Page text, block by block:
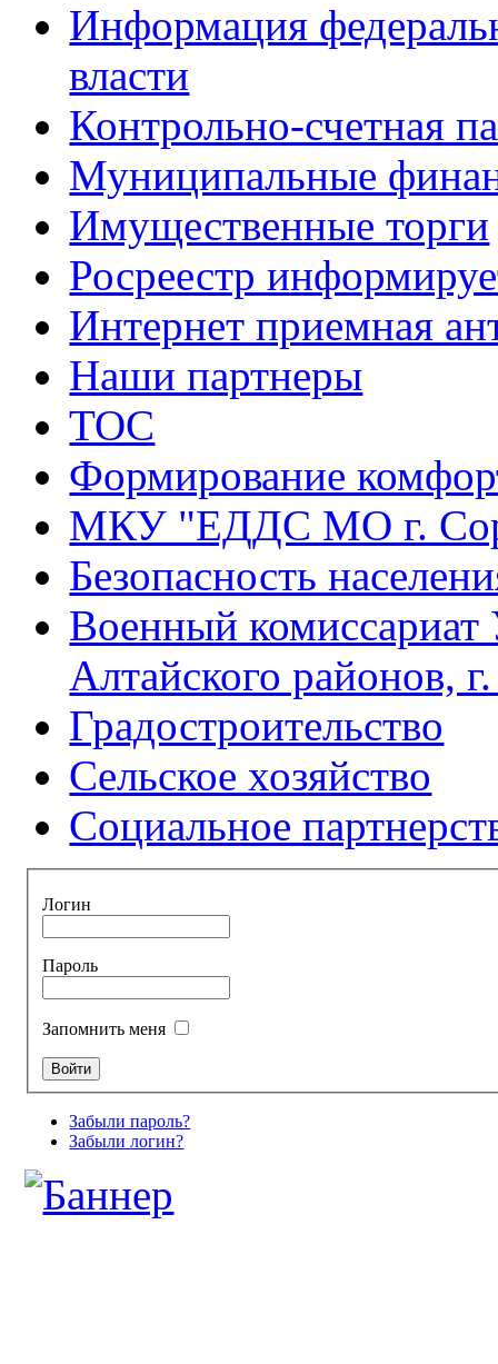
Информация
власти
Контрольно-счетная
Муниципальные
Имущественные торги
Росреестр
Интернет приемная
Наши партнеры
ТОС
Формирование
МКУ "ЕДДС МО г.
Безопасность
Военный комиссариат
Алтайского районов,
Градостроительство
Сельское хозяйство
Социальное
Логин
Пароль
Запомнить меня
Забыли пароль?
Забыли логин?